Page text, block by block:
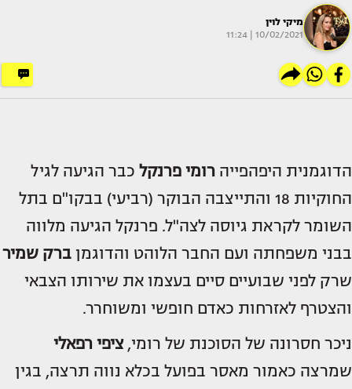
מיקי לוין
10/02/2021 | 11:24
הדוגמנית היפהפייה רומי פרנקל כבר הגיעה לגיל
החוקיות 18 והתייצבה הבוקר (רביעי) בבקו"ם בתל
השומר לקראת גיוסה לצה"ל. פרנקל הגיעה מלווה
בבני משפחתה ועם החבר הלוהט והדוגמן ברק שמיר
שרק לפני שבועיים סיים בעצמו את שירותו הצבאי
והצטרף לאזרחות כאדם חופשי ומשוחרר.
ניכר חסרונה של הסוכנת של רומי,ציפי רפאלי
שמרצה כאמור מאסר בפועל בכלא נווה תרצה, בגין